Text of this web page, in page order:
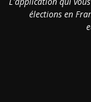
élections en